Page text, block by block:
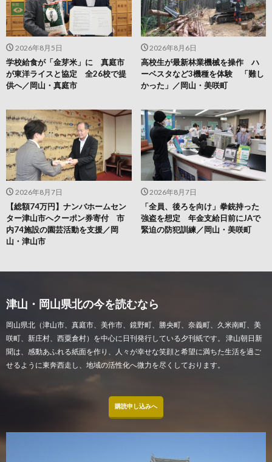
2026年8月7日
「全員、後ろを向け」拳銃持った
強盗を想定 年金支給日前にJAで
緊迫の防犯訓練／岡山・美咲町
2026年8月7日
【総額74万円】ナンバホームセン
ター津山市へクーポン券寄付 市
内74施設の園芸活動を支援／岡
山・津山市
2026年8月6日
高校生が最新林業機械を操作 ハ
ーベスタなど3機種を体験 「難し
かった」／岡山・美咲町
2026年8月5日
学校給食が「金芽米」に 真庭市
が東洋ライスと協定 全26校で提
供へ／岡山・真庭市
津山・岡山県北の今を読むなら
岡山県北（津山市、真庭市、美作市、鏡野町、勝央町、奈義町、久米南町、美
咲町、新庄村、西粟倉村）を中心に日刊発行している夕刊紙です。 津山朝日新
聞は、感動あふれる紙面を作り、人々が幸せな笑顔と希望に満ちた生活を過ご
せるように東奔西走し、地域の活性化へ微力を尽くしております。
購読申し込みへ